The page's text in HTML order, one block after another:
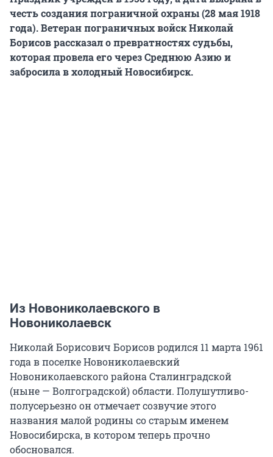
честь создания пограничной охраны (28 мая 1918
года). Ветеран пограничных войск Николай
Борисов рассказал о превратностях судьбы,
которая провела его через Среднюю Азию и
забросила в холодный Новосибирск.
Из Новониколаевского в
Новониколаевск
Николай Борисович Борисов родился 11 марта 1961
года в поселке Новониколаевский
Новониколаевского района Сталинградской
(ныне — Волгоградской) области. Полушутливо-
полусерьезно он отмечает созвучие этого
названия малой родины со старым именем
Новосибирска, в котором теперь прочно
обосновался.